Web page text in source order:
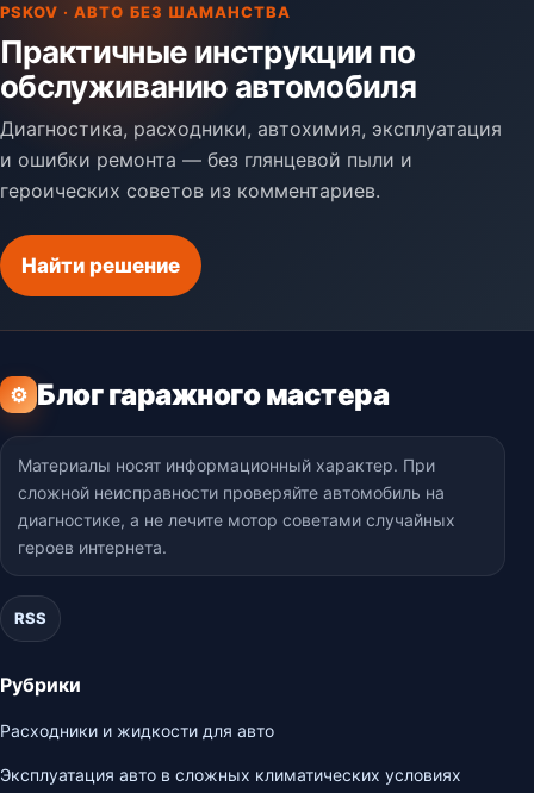
PSKOV · АВТО БЕЗ ШАМАНСТВА
Практичные инструкции по
обслуживанию автомобиля
Диагностика, расходники, автохимия, эксплуатация
и ошибки ремонта — без глянцевой пыли и
героических советов из комментариев.
Найти решение
⚙ Блог гаражного мастера
Материалы носят информационный характер. При
сложной неисправности проверяйте автомобиль на
диагностике, а не лечите мотор советами случайных
героев интернета.
RSS
Рубрики
Расходники и жидкости для авто
Эксплуатация авто в сложных климатических условиях